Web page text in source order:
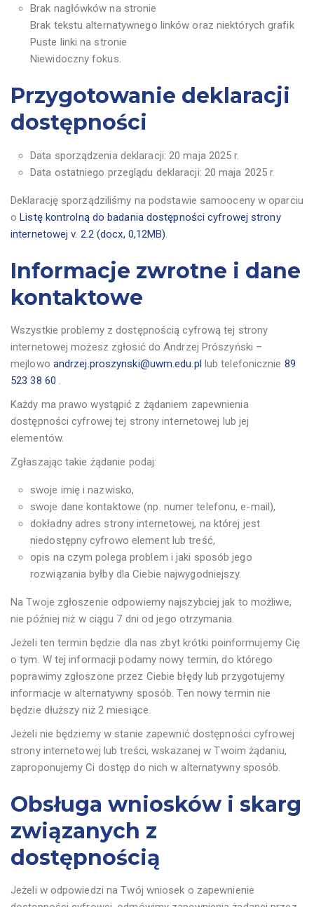
Brak nagłówków na stronie
Brak tekstu alternatywnego linków oraz niektórych grafik
Puste linki na stronie
Niewidoczny fokus.
Przygotowanie deklaracji
dostępności
Data sporządzenia deklaracji: 20 maja 2025 r.
Data ostatniego przeglądu deklaracji: 20 maja 2025 r.
Deklarację sporządziliśmy na podstawie samooceny w oparciu
oListę kontrolną do badania dostępności cyfrowej strony
internetowej v. 2.2 (docx, 0,12MB).
Informacje zwrotne i dane
kontaktowe
Wszystkie problemy z dostępnością cyfrową tej strony
internetowej możesz zgłosić doAndrzej Prószyński –
mejlowo andrzej.proszynski@uwm.edu.pl lub telefonicznie 89
523 38 60 .
Każdy ma prawo wystąpić z żądaniem zapewnienia
dostępności cyfrowej tej strony internetowej lub jej
elementów.
Zgłaszając takie żądanie podaj:
swoje imię i nazwisko,
swoje dane kontaktowe (np. numer telefonu, e-mail),
dokładny adres strony internetowej, na której jest
niedostępny cyfrowo element lub treść,
opis na czym polega problem i jaki sposób jego
rozwiązania byłby dla Ciebie najwygodniejszy.
Na Twoje zgłoszenie odpowiemy najszybciej jak to możliwe,
nie później niż w ciągu 7 dni od jego otrzymania.
Jeżeli ten termin będzie dla nas zbyt krótki poinformujemy Cię
o tym. W tej informacji podamy nowy termin, do którego
poprawimy zgłoszone przez Ciebie błędy lub przygotujemy
informacje w alternatywny sposób. Ten nowy termin nie
będzie dłuższy niż 2 miesiące.
Jeżeli nie będziemy w stanie zapewnić dostępności cyfrowej
strony internetowej lub treści, wskazanej w Twoim żądaniu,
zaproponujemy Ci dostęp do nich w alternatywny sposób.
Obsługa wniosków i skarg
związanych z
dostępnością
Jeżeli w odpowiedzi na Twój wniosek o zapewnienie